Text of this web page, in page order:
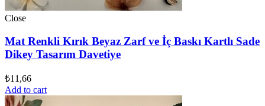
Close
Mat Renkli Kırık Beyaz Zarf ve İç Baskı Kartlı Sade
Dikey Tasarım Davetiye
₺11,66
Add to cart